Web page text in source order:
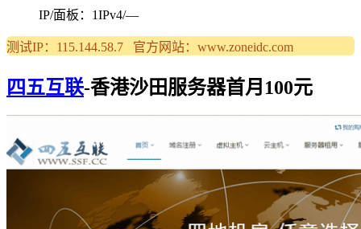
IP/面板：1IPv4/—
测试IP：115.144.58.7 官方网站：www.zoneidc.com
四五互联-香港沙田服务器首月100元